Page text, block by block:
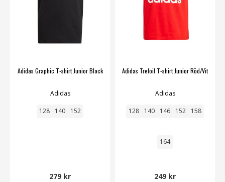
Adidas Graphic T-shirt Junior Black
Adidas
128 140 152
279 kr
Adidas Trefoil T-shirt Junior Röd/Vit
Adidas
128 140 146 152 158
164
249 kr